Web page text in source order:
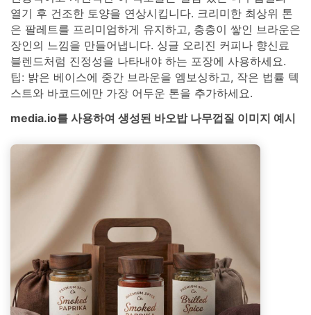
열기 후 건조한 토양을 연상시킵니다. 크리미한 최상위 톤
은 팔레트를 프리미엄하게 유지하고, 층층이 쌓인 브라운은
장인의 느낌을 만들어냅니다. 싱글 오리진 커피나 향신료
블렌드처럼 진정성을 나타내야 하는 포장에 사용하세요.
팁: 밝은 베이스에 중간 브라운을 엠보싱하고, 작은 법률 텍
스트와 바코드에만 가장 어두운 톤을 추가하세요.
media.io를 사용하여 생성된 바오밥 나무껍질 이미지 예시